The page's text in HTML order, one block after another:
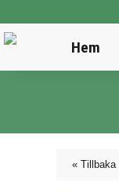
Hem
« Tillbaka